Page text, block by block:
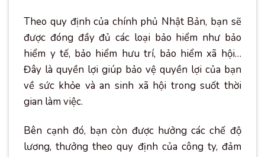
Theo quy định của chính phủ Nhật Bản, bạn sẽ
được đóng đầy đủ các loại bảo hiểm như bảo
hiểm y tế, bảo hiểm hưu trí, bảo hiểm xã hội…
Đây là quyền lợi giúp bảo vệ quyền lợi của bạn
về sức khỏe và an sinh xã hội trong suốt thời
gian làm việc.
Bên cạnh đó, bạn còn được hưởng các chế độ
lương, thưởng theo quy định của công ty, đảm